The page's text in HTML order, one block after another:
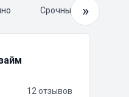
Срочный займ
»
12 отзывов